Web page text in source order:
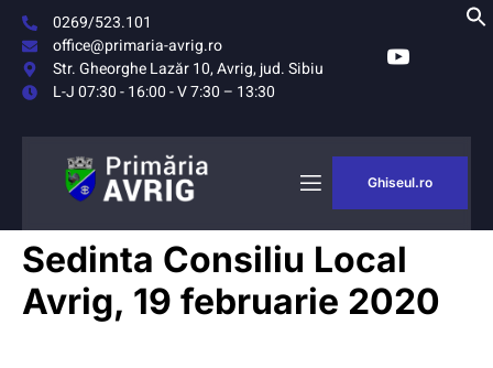
0269/523.101
office@primaria-avrig.ro
Str. Gheorghe Lazăr 10, Avrig, jud. Sibiu
L-J 07:30 - 16:00 - V 7:30 – 13:30
Ghiseul.ro
Sedinta Consiliu Local
Avrig, 19 februarie 2020